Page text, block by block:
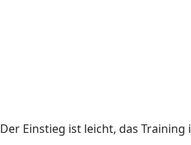
Der Einstieg ist leicht, das